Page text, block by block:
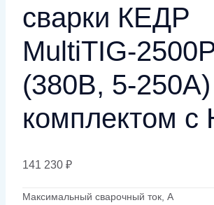
сварки КЕДР
MultiTIG-
(380В, 5-
комплектом
141 230 ₽
Максимальный сварочный ток, А